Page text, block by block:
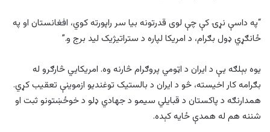
“په داسې نړۍ کې چې لوی قدرتونه بیا سر راپورته کوي، افغانستان او په
ځانګړي ډول بګرام، د امریکا لپاره د ستراتیژیک لید برج و.”
یوه بېلګه یې د ایران د اټومي پروګرام څارنه وه. امریکایي څارګرو له
بګرامه کار اخیسته، څو د ایران د بالستیک توغندیو ازموینې تعقیب کړي.
همدارنګه د پاکستان د قبایلي سیمو د جهادي ډلو د خوځښتونو ثبت او
شننه هم له همدې ځایه کېده.